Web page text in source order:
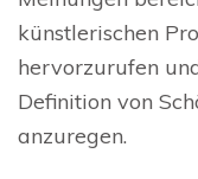
künstlerischen
hervorzurufen
Definition von
anzuregen.